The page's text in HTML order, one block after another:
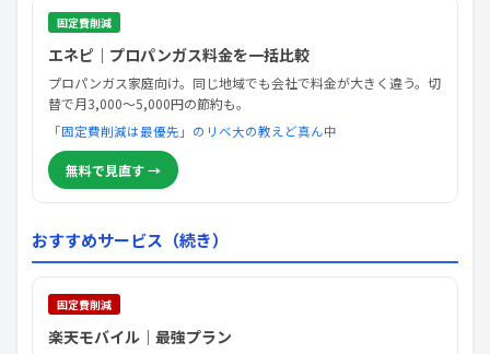
固定費削減
エネピ｜プロパンガス料金を一括比較
プロパンガス家庭向け。同じ地域でも会社で料金が大きく違う。切
替で月3,000〜5,000円の節約も。
「固定費削減は最優先」のリベ大の教えど真ん中
無料で見直す →
おすすめサービス（続き）
固定費削減
楽天モバイル｜最強プラン